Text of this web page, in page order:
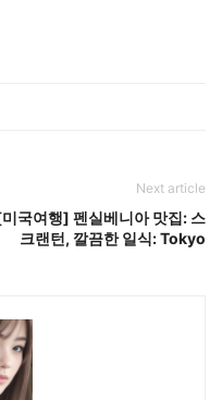
Next article
국여행] 펜실베니아 맛집: 스
크랜턴, 깔끔한 일식: Tokyo